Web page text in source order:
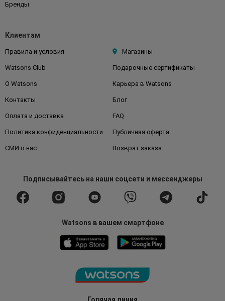
Бренды
Клиентам
Правила и условия Магазины
Watsons Club Подарочные сертификаты
О Watsons Карьера в Watsons
Контакты Блог
Оплата и доставка FAQ
Политика конфиденциальности Публичная оферта
СМИ о нас Возврат заказа
Подписывайтесьна наши соцсети и мессенджеры
Watsons в вашем смартфоне